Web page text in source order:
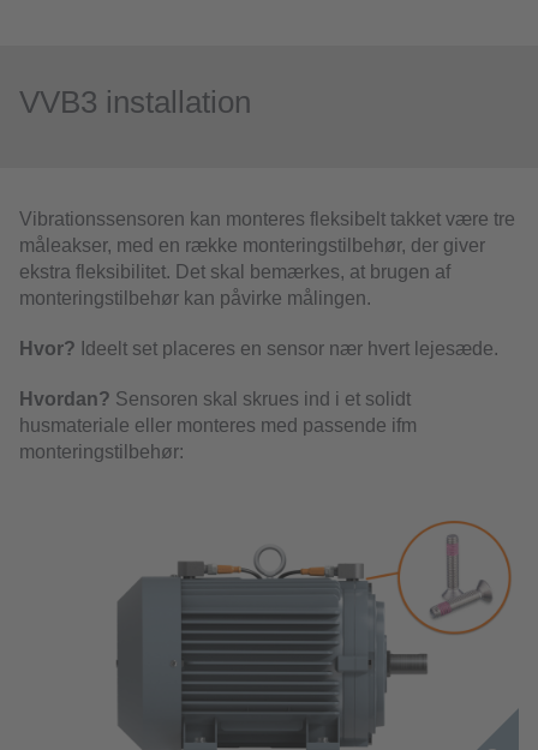
VVB3 installation
Vibrationssensoren kan monteres fleksibelt takket være tre
måleakser, med en række monteringstilbehør, der giver
ekstra fleksibilitet. Det skal bemærkes, at brugen af ​​
monteringstilbehør kan påvirke målingen.
Hvor? Ideelt set placeres en sensor nær hvert lejesæde.
Hvordan? Sensoren skal skrues ind i et solidt
husmateriale eller monteres med passende ifm
monteringstilbehør: